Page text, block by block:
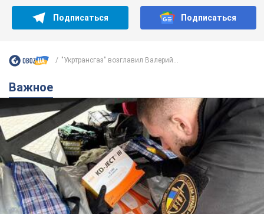
Подписаться Подписаться
"Укртрансгаз" возглавил Валерий...
Важное